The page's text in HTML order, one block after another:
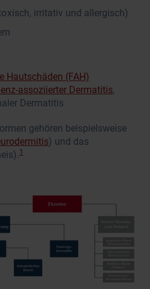
irritativ und allergisch)
Hautschäden (FAH)
assoziierter Dermatitis,
Dermatitis
gehören beispielsweise
) und das
1